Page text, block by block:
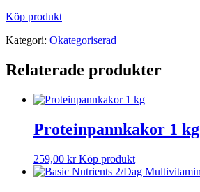
Köp produkt
Kategori: Okategoriserad
Relaterade produkter
Proteinpannkakor 1 kg
259,00 kr Köp produkt